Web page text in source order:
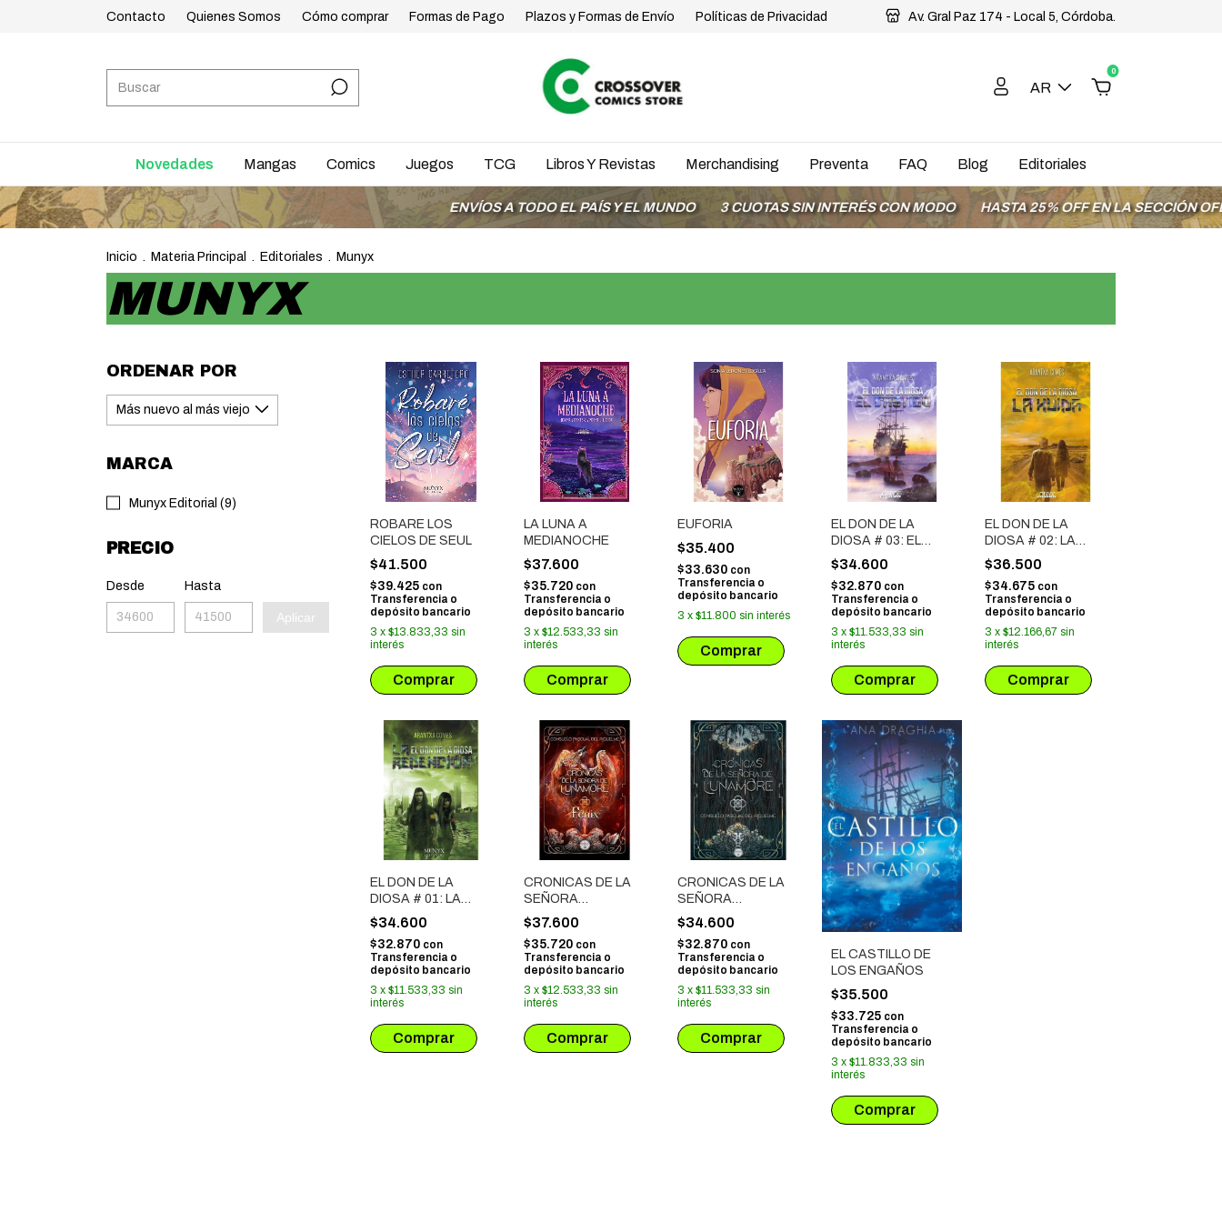
Contacto Quienes Somos Cómo comprar Formas de Pago Plazos y Formas de Envío Políticas de Privacidad Av. Gral Paz 174 - Local 5, Córdoba.
AR
0
Novedades Mangas Comics Juegos TCG Libros Y Revistas Merchandising Preventa FAQ Blog Editoriales
ENVÍOS A TODO EL PAÍS Y EL MUNDO 3 CUOTAS SIN INTERÉS CON MODO HASTA 25% OFF EN LA SECCIÓN OFERTAS
Inicio . Materia Principal . Editoriales . Munyx
MUNYX
ORDENAR POR
MARCA
Munyx Editorial (9)
PRECIO
Desde Hasta
Aplicar
ROBARE LOS
CIELOS DE SEUL
$41.500
$39.425 con
Transferencia o
depósito bancario
3 x $13.833,33 sin
interés
LA LUNA A
MEDIANOCHE
$37.600
$35.720 con
Transferencia o
depósito bancario
3 x $12.533,33 sin
interés
EUFORIA
$35.400
$33.630 con
Transferencia o
depósito bancario
3 x $11.800 sin interés
EL DON DE LA
DIOSA # 03: EL
CASTIGO
$34.600
$32.870 con
Transferencia o
depósito bancario
3 x $11.533,33 sin
interés
EL DON DE LA
DIOSA # 02: LA
HUIDA
$36.500
$34.675 con
Transferencia o
depósito bancario
3 x $12.166,67 sin
interés
EL DON DE LA
DIOSA # 01: LA
REDENCION
$34.600
$32.870 con
Transferencia o
depósito bancario
3 x $11.533,33 sin
interés
CRONICAS DE LA
SEÑORA
LUNAMORE # 02
$37.600
$35.720 con
Transferencia o
depósito bancario
3 x $12.533,33 sin
interés
CRONICAS DE LA
SEÑORA
LUNAMORE # 01
$34.600
$32.870 con
Transferencia o
depósito bancario
3 x $11.533,33 sin
interés
EL CASTILLO DE
LOS ENGAÑOS
$35.500
$33.725 con
Transferencia o
depósito bancario
3 x $11.833,33 sin
interés